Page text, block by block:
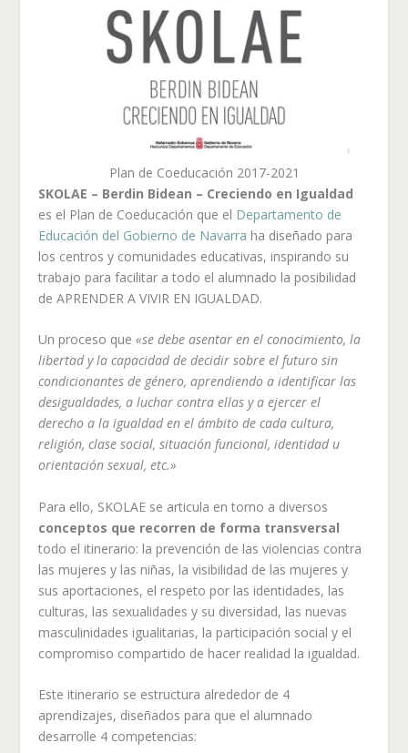
Plan de Coeducación 2017-2021
SKOLAE – Berdin Bidean – Creciendo en Igualdad
es el Plan de Coeducación que el Departamento de
Educación del Gobierno de Navarra ha diseñado para
los centros y comunidades educativas, inspirando su
trabajo para facilitar a todo el alumnado la posibilidad
de APRENDER A VIVIR EN IGUALDAD.
Un proceso que«se debe asentar en el conocimiento, la
libertad y la capacidad de decidir sobre el futuro sin
condicionantes de género, aprendiendo a identificar las
desigualdades, a luchar contra ellas y a ejercer el
derecho a la igualdad en el ámbito de cada cultura,
religión, clase social, situación funcional, identidad u
orientación sexual, etc.»
Para ello, SKOLAE se articula en torno a diversos
conceptos que recorren de forma transversal
todo el itinerario: la prevención de las violencias contra
las mujeres y las niñas, la visibilidad de las mujeres y
sus aportaciones, el respeto por las identidades, las
culturas, las sexualidades y su diversidad, las nuevas
masculinidades igualitarias, la participación social y el
compromiso compartido de hacer realidad la igualdad.
Este itinerario se estructura alrededor de 4
aprendizajes, diseñados para que el alumnado
desarrolle 4 competencias: